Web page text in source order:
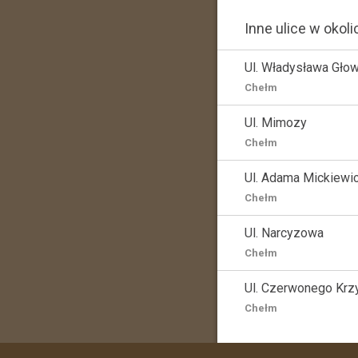
Inne ulice w
Ul. Władysława
Chełm
Ul. Mimozy
Chełm
Ul. Adama
Chełm
Ul. Narcyzowa
Chełm
Ul. Czerwonego
Chełm